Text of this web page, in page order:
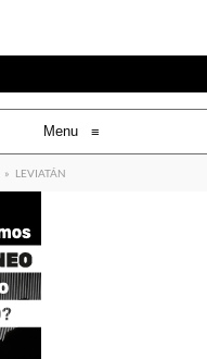
Menu ≡
» LEVIATÁN